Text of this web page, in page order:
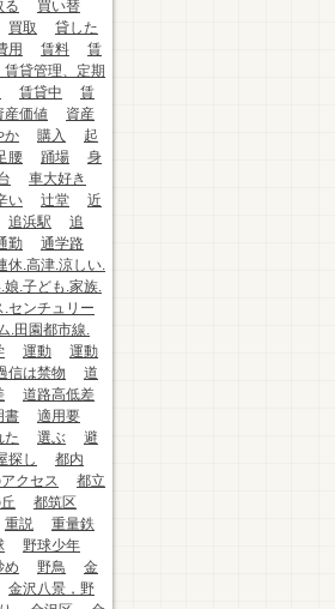
る
買い替
買取
貸した
用 賃料
賃
賃貸管理、定期
賃貸中
賃
産価値
資産
か 購入
起
腰 踊場
身
車大好き
い 辻堂
近
追浜駅
追
勤
通学路
休.高津.涼しい.
.子ども.家族.
.センチュリー
.田園都市線.
運動
運動
信は禁物
道
道路高低差
書
適用要
た 選ぶ
避
探し
都内
クセス
都立
都筑区
重説
重量鉄
野球少年
め 野鳥
金
金沢八景，野